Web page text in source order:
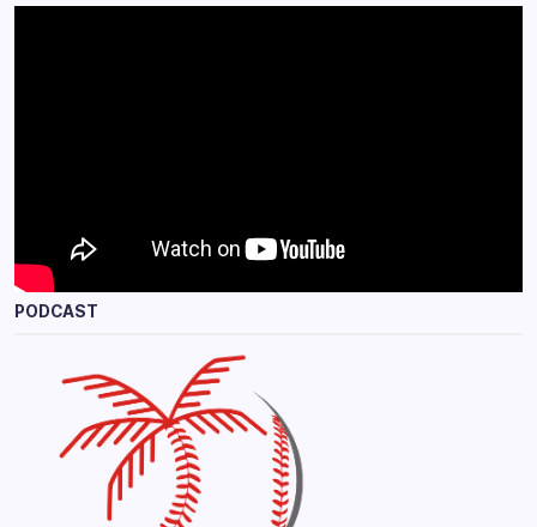
PODCAST